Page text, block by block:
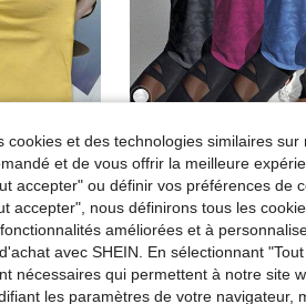
10
Entrepôt UE Velisys Velisys Débardeur long de compression à manches longues découpé,
20,24€
cookies et des technologies similaires
et de vous offrir la meilleure
accepter" ou définir vos préférences de
accepter", nous définirons tous les
améliorées et à
avec SHEIN. En sélectionnant
nécessaires qui permettent à notre site
les paramètres de votre navigateur,